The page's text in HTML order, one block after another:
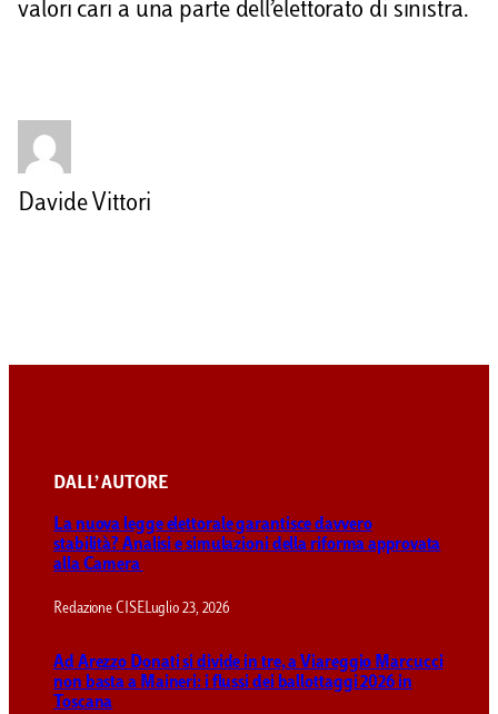
valori cari a una parte dell’elettorato di sinistra.
Davide Vittori
DALL’ AUTORE
La nuova legge elettorale garantisce davvero
stabilità? Analisi e simulazioni della riforma approvata
alla Camera
Redazione CISELuglio 23, 2026
Ad Arezzo Donati si divide in tre, a Viareggio Marcucci
non basta a Maineri: i flussi dei ballottaggi 2026 in
Toscana